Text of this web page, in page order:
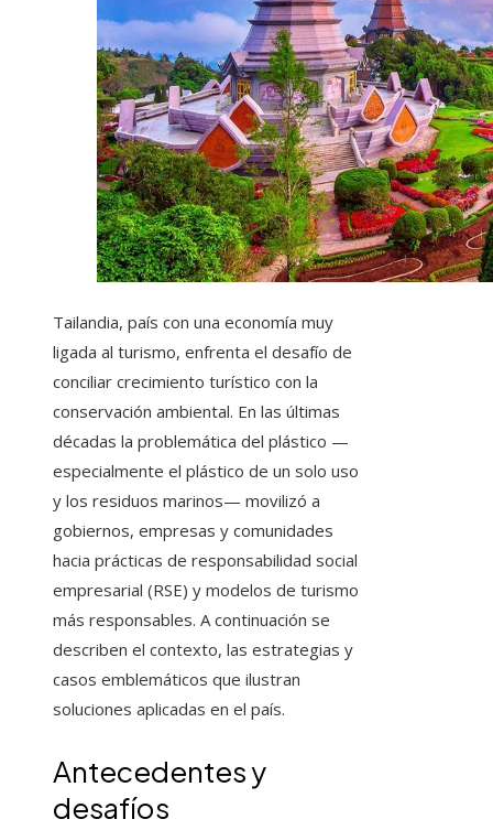
Tailandia, país con una economía muy
ligada al turismo, enfrenta el desafío de
conciliar crecimiento turístico con la
conservación ambiental. En las últimas
décadas la problemática del plástico —
especialmente el plástico de un solo uso
y los residuos marinos— movilizó a
gobiernos, empresas y comunidades
hacia prácticas de responsabilidad social
empresarial (RSE) y modelos de turismo
más responsables. A continuación se
describen el contexto, las estrategias y
casos emblemáticos que ilustran
soluciones aplicadas en el país.
Antecedentes y
desafíos